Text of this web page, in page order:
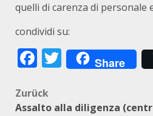
quelli di carenza di personale
condividi su:
Facebook
Twitter
Share
Zurück
Assalto alla diligenza